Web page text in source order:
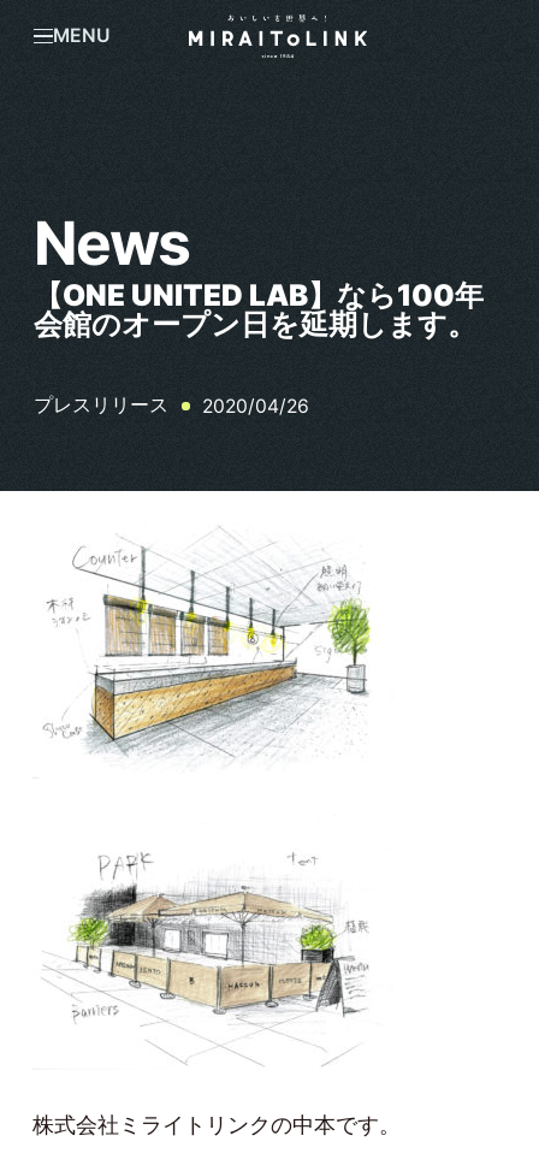
MENU
【ONE UNITED LAB】なら100年
会館のオープン日を延期します。
News
プレスリリース 2020/04/26
株式会社ミライトリンクの中本です。